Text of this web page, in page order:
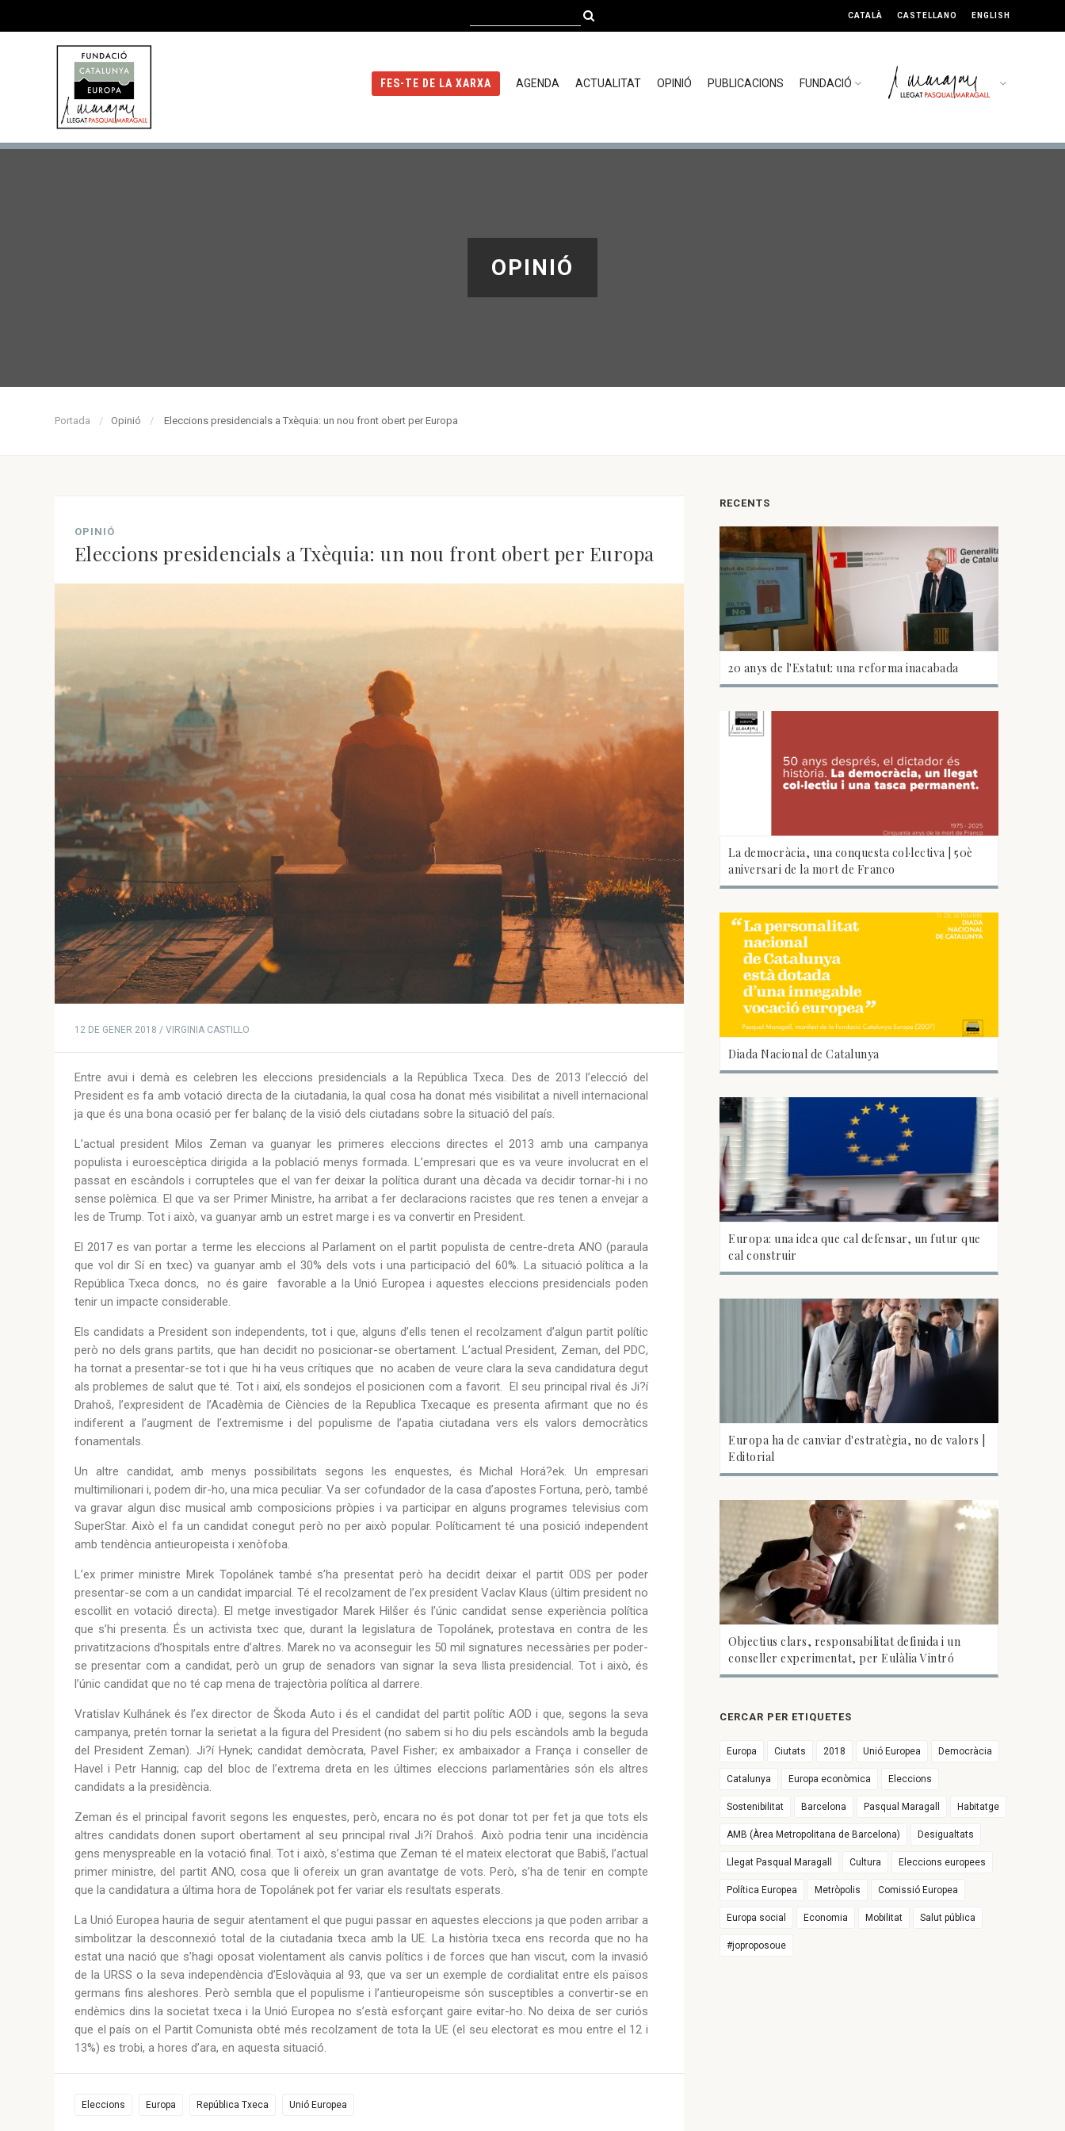
CATALÀ CASTELLANO ENGLISH
FES-TE DE LA XARXA AGENDA ACTUALITAT OPINIÓ PUBLICACIONS FUNDACIÓ
OPINIÓ
Portada Opinió Eleccions presidencials a Txèquia: un nou front obert per Europa
OPINIÓ
Eleccions presidencials a Txèquia: un nou front obert per Europa
12 DE GENER 2018 / VIRGINIA CASTILLO
Entre avui i demà es celebren les eleccions presidencials a la República Txeca. Des de 2013 l’elecció del
President es fa amb votació directa de la ciutadania, la qual cosa ha donat més visibilitat a nivell internacional
ja que és una bona ocasió per fer balanç de la visió dels ciutadans sobre la situació del país.
L’actual president Milos Zeman va guanyar les primeres eleccions directes el 2013 amb una campanya
populista i euroescèptica dirigida a la població menys formada. L’empresari que es va veure involucrat en el
passat en escàndols i corrupteles que el van fer deixar la política durant una dècada va decidir tornar-hi i no
sense polèmica. El que va ser Primer Ministre, ha arribat a fer declaracions racistes que res tenen a envejar a
les de Trump. Tot i això, va guanyar amb un estret marge i es va convertir en President.
El 2017 es van portar a terme les eleccions al Parlament on el partit populista de centre-dreta ANO (paraula
que vol dir Sí en txec) va guanyar amb el 30% dels vots i una participació del 60%. La situació política a la
República Txeca doncs, no és gaire favorable a la Unió Europea i aquestes eleccions presidencials poden
tenir un impacte considerable.
Els candidats a President son independents, tot i que, alguns d’ells tenen el recolzament d’algun partit polític
però no dels grans partits, que han decidit no posicionar-se obertament. L’actual President, Zeman, del PDC,
ha tornat a presentar-se tot i que hi ha veus crítiques que no acaben de veure clara la seva candidatura degut
als problemes de salut que té. Tot i així, els sondejos el posicionen com a favorit. El seu principal rival és Ji?í
Drahoš, l’expresident de l’Acadèmia de Ciències de la Republica Txecaque es presenta afirmant que no és
indiferent a l’augment de l’extremisme i del populisme de l’apatia ciutadana vers els valors democràtics
fonamentals.
Un altre candidat, amb menys possibilitats segons les enquestes, és Michal Horá?ek. Un empresari
multimilionari i, podem dir-ho, una mica peculiar. Va ser cofundador de la casa d’apostes Fortuna, però, també
va gravar algun disc musical amb composicions pròpies i va participar en alguns programes televisius com
SuperStar. Això el fa un candidat conegut però no per això popular. Políticament té una posició independent
amb tendència antieuropeista i xenòfoba.
L’ex primer ministre Mirek Topolánek també s’ha presentat però ha decidit deixar el partit ODS per poder
presentar-se com a un candidat imparcial. Té el recolzament de l’ex president Vaclav Klaus (últim president no
escollit en votació directa). El metge investigador Marek Hilšer és l’únic candidat sense experiència política
que s’hi presenta. És un activista txec que, durant la legislatura de Topolánek, protestava en contra de les
privatitzacions d’hospitals entre d’altres. Marek no va aconseguir les 50 mil signatures necessàries per poder-
se presentar com a candidat, però un grup de senadors van signar la seva llista presidencial. Tot i això, és
l’únic candidat que no té cap mena de trajectòria política al darrere.
Vratislav Kulhánek és l’ex director de Škoda Auto i és el candidat del partit polític AOD i que, segons la seva
campanya, pretén tornar la serietat a la figura del President (no sabem si ho diu pels escàndols amb la beguda
del President Zeman). Ji?í Hynek; candidat demòcrata, Pavel Fisher; ex ambaixador a França i conseller de
Havel i Petr Hannig; cap del bloc de l’extrema dreta en les últimes eleccions parlamentàries són els altres
candidats a la presidència.
Zeman és el principal favorit segons les enquestes, però, encara no és pot donar tot per fet ja que tots els
altres candidats donen suport obertament al seu principal rival Ji?í Drahoš. Això podria tenir una incidència
gens menyspreable en la votació final. Tot i això, s’estima que Zeman té el mateix electorat que Babiš, l’actual
primer ministre, del partit ANO, cosa que li ofereix un gran avantatge de vots. Però, s’ha de tenir en compte
que la candidatura a última hora de Topolánek pot fer variar els resultats esperats.
La Unió Europea hauria de seguir atentament el que pugui passar en aquestes eleccions ja que poden arribar a
simbolitzar la desconnexió total de la ciutadania txeca amb la UE. La història txeca ens recorda que no ha
estat una nació que s’hagi oposat violentament als canvis polítics i de forces que han viscut, com la invasió
de la URSS o la seva independència d’Eslovàquia al 93, que va ser un exemple de cordialitat entre els països
germans fins aleshores. Però sembla que el populisme i l’antieuropeisme són susceptibles a convertir-se en
endèmics dins la societat txeca i la Unió Europea no s’està esforçant gaire evitar-ho. No deixa de ser curiós
que el país on el Partit Comunista obté més recolzament de tota la UE (el seu electorat es mou entre el 12 i
13%) es trobi, a hores d’ara, en aquesta situació.
Eleccions Europa República Txeca Unió Europea
RECENTS
20 anys de l'Estatut: una reforma inacabada
La democràcia, una conquesta col·lectiva | 50è
aniversari de la mort de Franco
Diada Nacional de Catalunya
Europa: una idea que cal defensar, un futur que
cal construir
Europa ha de canviar d'estratègia, no de valors |
Editorial
Objectius clars, responsabilitat definida i un
conseller experimentat, per Eulàlia Vintró
CERCAR PER ETIQUETES
Europa Ciutats 2018 Unió Europea Democràcia
Catalunya Europa econòmica Eleccions
Sostenibilitat Barcelona Pasqual Maragall Habitatge
AMB (Àrea Metropolitana de Barcelona) Desigualtats
Llegat Pasqual Maragall Cultura Eleccions europees
Política Europea Metròpolis Comissió Europea
Europa social Economia Mobilitat Salut pública
#joproposoue